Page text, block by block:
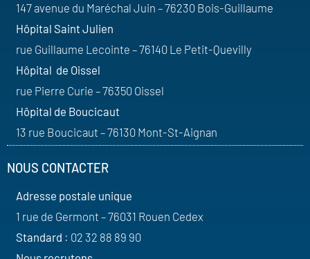
147 avenue du Maréchal Juin – 76230 Bois-Guillaume
Hôpital Saint Julien
rue Guillaume Lecointe – 76140 Le Petit-Quevilly
Hôpital de Oissel
rue Pierre Curie – 76350 Oissel
Hôpital de Boucicaut
13 rue Boucicaut – 76130 Mont-St-Aignan
NOUS CONTACTER
Adresse postale unique
1 rue de Germont – 76031 Rouen Cedex
Standard : 02 32 88 89 90